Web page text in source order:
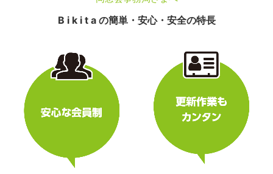
B i k i t a の簡単・安心・安全の特長